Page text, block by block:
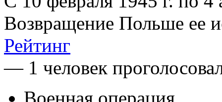
Возвращение Польше ее
Рейтинг
— 1 человек
Военная операция